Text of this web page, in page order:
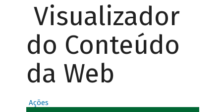
Visualizador
do Conteúdo
da Web
Ações